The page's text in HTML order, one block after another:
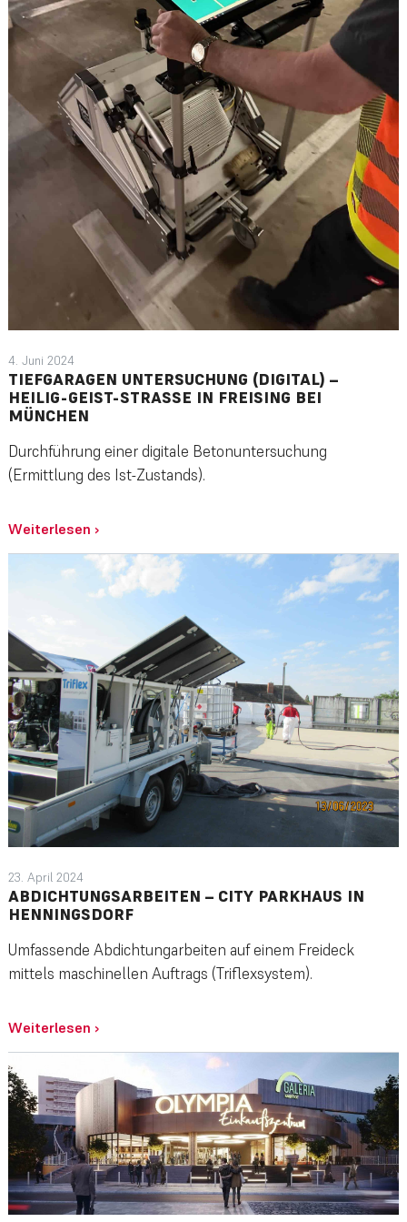
4. Juni 2024
TIEFGARAGEN UNTERSUCHUNG (DIGITAL) –
HEILIG-GEIST-STRASSE IN FREISING BEI M
ÜNCHEN
Durchführung einer digitale Betonuntersuchung
(Ermittlung des Ist-Zustands).
Weiterlesen ›
23. April 2024
ABDICHTUNGSARBEITEN – CITY PARKHAUS IN
HENNINGSDORF
Umfassende Abdichtungarbeiten auf einem Freideck
mittels maschinellen Auftrags (Triflexsystem).
Weiterlesen ›